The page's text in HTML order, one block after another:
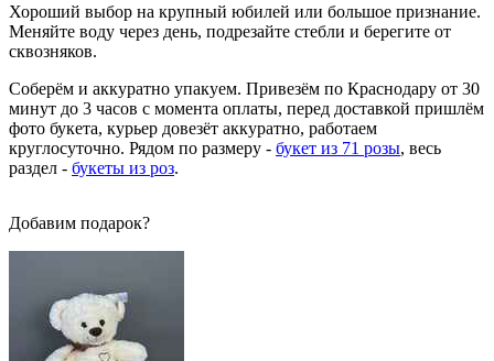
Хороший выбор на крупный юбилей или большое признание.
Меняйте воду через день, подрезайте стебли и берегите от
сквозняков.
Соберём и аккуратно упакуем. Привезём по Краснодару от 30
минут до 3 часов с момента оплаты, перед доставкой пришлём
фото букета, курьер довезёт аккуратно, работаем
круглосуточно. Рядом по размеру - букет из 71 розы, весь
раздел - букеты из роз.
Добавим подарок?